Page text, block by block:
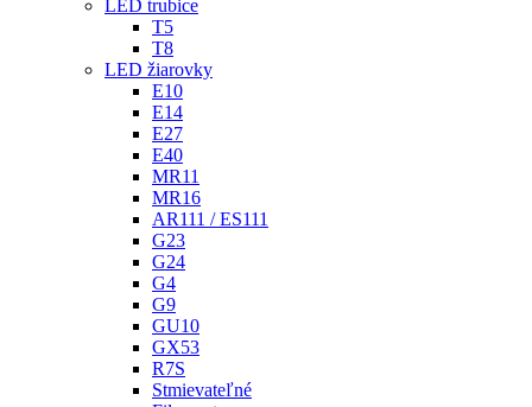
LED trubice
T5
T8
LED žiarovky
E10
E14
E27
E40
MR11
MR16
AR111 / ES111
G23
G24
G4
G9
GU10
GX53
R7S
Stmievateľné